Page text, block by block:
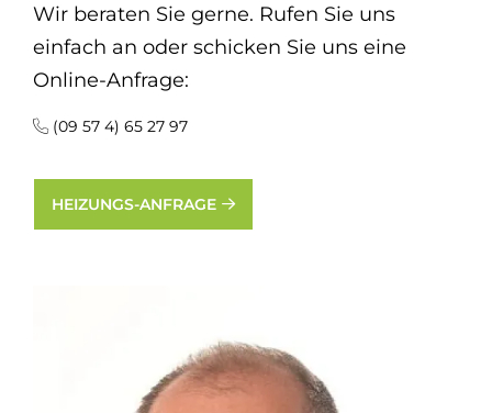
Wir beraten Sie gerne. Rufen Sie uns
einfach an oder schicken Sie uns eine
Online-Anfrage:
(09 57 4) 65 27 97
HEIZUNGS-ANFRAGE